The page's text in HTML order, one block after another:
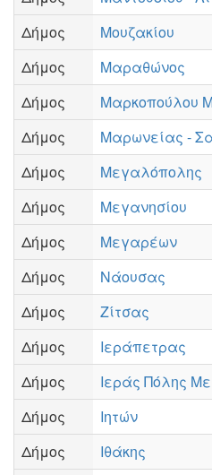
Δήμος
Μουζακίου
Δήμος
Μαραθώνος
Δήμος
Μαρκοπούλου
Δήμος
Μαρωνείας -
Δήμος
Μεγαλόπολης
Δήμος
Μεγανησίου
Δήμος
Μεγαρέων
Δήμος
Νάουσας
Δήμος
Ζίτσας
Δήμος
Ιεράπετρας
Δήμος
Ιεράς Πόλης
Δήμος
Ιητών
Δήμος
Ιθάκης